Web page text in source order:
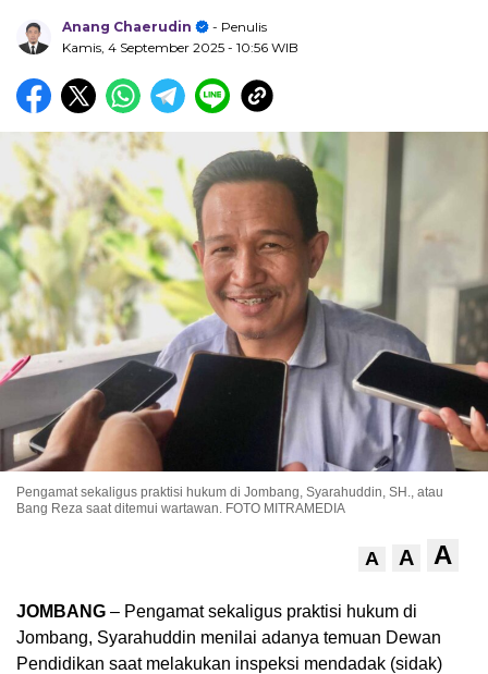
Anang Chaerudin
- Penulis
Kamis, 4 September 2025 - 10:56 WIB
Pengamat sekaligus praktisi hukum di Jombang, Syarahuddin, SH., atau
Bang Reza saat ditemui wartawan. FOTO MITRAMEDIA
A A A
JOMBANG – Pengamat sekaligus praktisi hukum di
Jombang, Syarahuddin menilai adanya temuan Dewan
Pendidikan saat melakukan inspeksi mendadak (sidak)